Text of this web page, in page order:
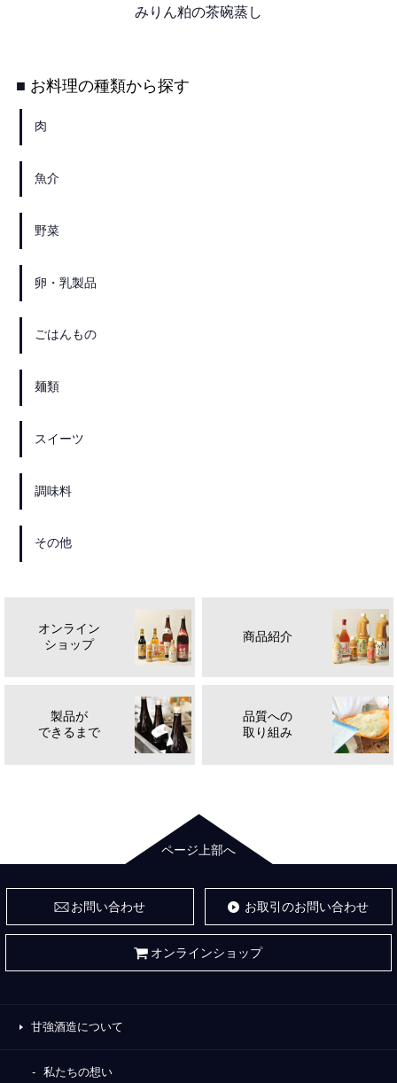
みりん粕の茶碗蒸し
お料理の種類から探す
肉
魚介
野菜
卵・乳製品
ごはんもの
麺類
スイーツ
調味料
その他
オンライン
ショップ
商品紹介
製品が
できるまで
品質への
取り組み
お問い合わせ お取引のお問い合わせ
オンラインショップ
甘強酒造について
私たちの想い
ページ上部へ